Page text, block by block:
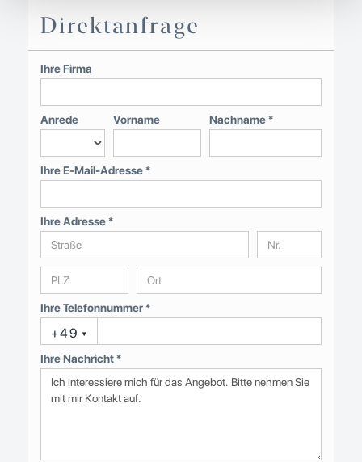
Direktanfrage
Ihre Firma
Anrede Vorname Nachname *
Ihre E-Mail-Adresse *
Ihre Adresse *
Ihre Telefonnummer *
+49 ▾
Ihre Nachricht *